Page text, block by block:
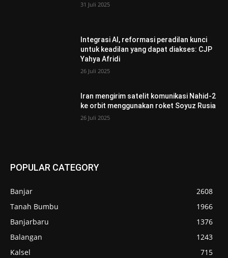
31 Juli 2025
Integrasi AI, reformasi peradilan kunci
untuk keadilan yang dapat diakses: CJP
Yahya Afridi
26 Juli 2025
Iran mengirim satelit komunikasi Nahid-2
ke orbit menggunakan roket Soyuz Rusia
26 Juli 2025
POPULAR CATEGORY
Banjar
2608
Tanah Bumbu
1966
Banjarbaru
1376
Balangan
1243
Kalsel
715